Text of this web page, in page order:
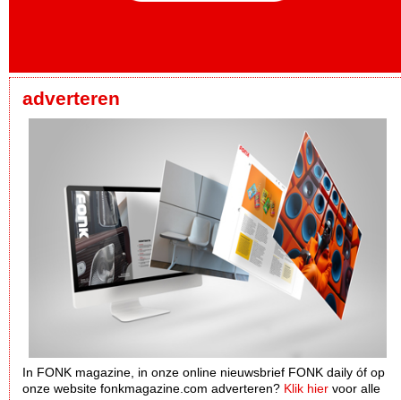
adverteren
In FONK magazine, in onze online nieuwsbrief FONK daily óf op
onze website fonkmagazine.com adverteren? Klik hier voor alle